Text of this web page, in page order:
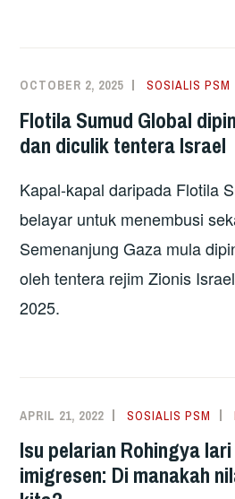
OCTOBER 2, 2025 SOSIALIS PSM
Flotila Sumud Global
dan diculik tentera Israel
Kapal-kapal daripada Flotila
belayar untuk menembusi
Semenanjung Gaza mula
oleh tentera rejim Zionis
2025.
APRIL 21, 2022 SOSIALIS PSM
Isu pelarian Rohingya
imigresen: Di manakah